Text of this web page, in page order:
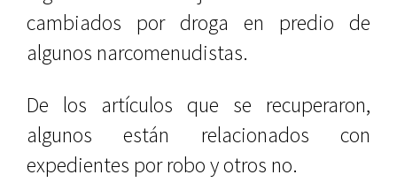
cambiados por droga en predio de
algunos narcomenudistas.
De los artículos que se recuperaron,
algunos están relacionados con
expedientes por robo y otros no.